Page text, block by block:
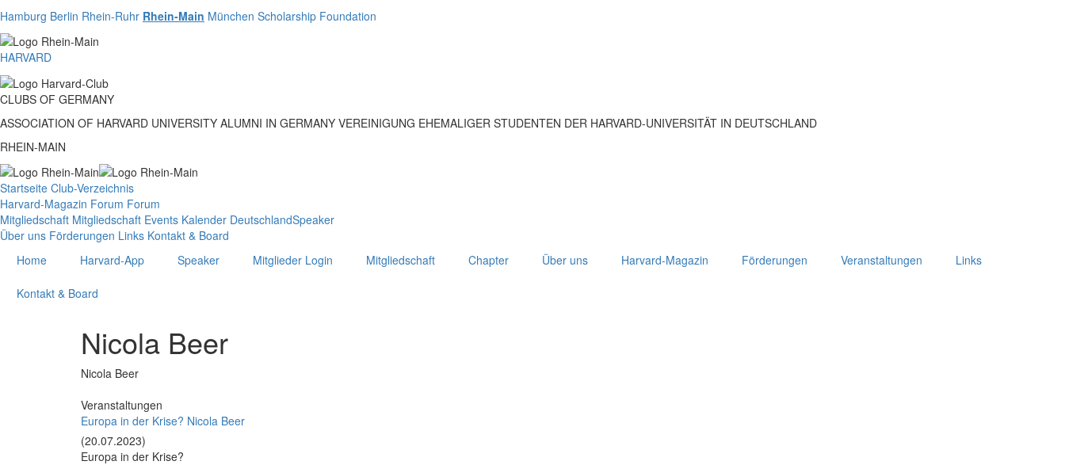
Direkt
zum
Inhalt
Hamburg Berlin Rhein-Ruhr Rhein-Main München Scholarship Foundation
HARVARD
CLUBS OF GERMANY
ASSOCIATION OF HARVARD UNIVERSITY ALUMNI IN GERMANY VEREINIGUNG EHEMALIGER STUDENTEN DER HARVARD-UNIVERSITÄT IN DEUTSCHLAND
RHEIN-MAIN
Startseite Club-Verzeichnis
Harvard-Magazin Forum Forum
Mitgliedschaft Mitgliedschaft Events Kalender DeutschlandSpeaker
Über uns Förderungen Links Kontakt & Board
Home
Harvard-App Speaker Mitglieder Login Mitgliedschaft Chapter Über uns Harvard-Magazin Förderungen Veranstaltungen Links
Kontakt & Board
Nicola Beer
Nicola Beer
Veranstaltungen
Europa in der Krise? Nicola Beer
(20.07.2023)
Europa in der Krise?